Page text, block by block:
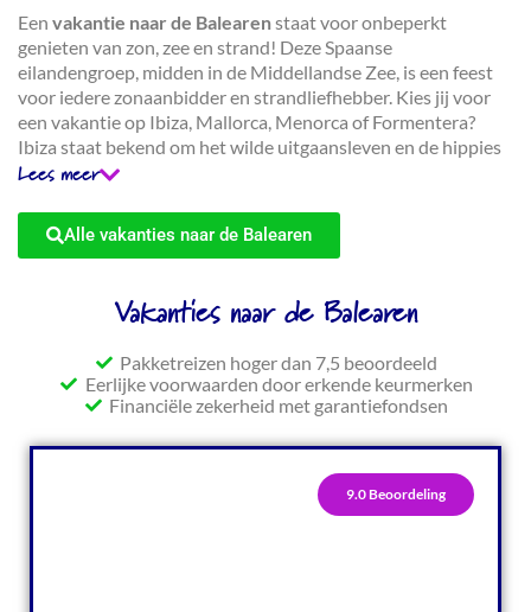
Een vakantie naar de Balearenstaat voor onbeperkt
genieten van zon, zee en strand! Deze Spaanse
eilandengroep, midden in de Middellandse Zee, is een feest
voor iedere zonaanbidder en strandliefhebber. Kies jij voor
een vakantie op Ibiza, Mallorca, Menorca of Formentera?
Ibiza staat bekend om het wilde uitgaansleven en de hippies
maar je hebt hier ook enorm veel rustige stranden waar je
doelgroepen. Van families met kinderen en tortelduifjes tot
groepen vrienden. Het eiland Menorca is echt een
als de kinderen een glimlach van op het gezicht krijgen.
Formentera is het kleinste eiland en een verborgen parel in
eilanden. Wanneer pak jij je koffers voor een Balearen
vakantie?
Lees meer
Alle vakanties naar de Balearen
Vakanties naar de Balearen
Pakketreizen hoger dan 7,5 beoordeeld
Eerlijke voorwaarden door erkende keurmerken
Financiële zekerheid met garantiefondsen
9.0 Beoordeling